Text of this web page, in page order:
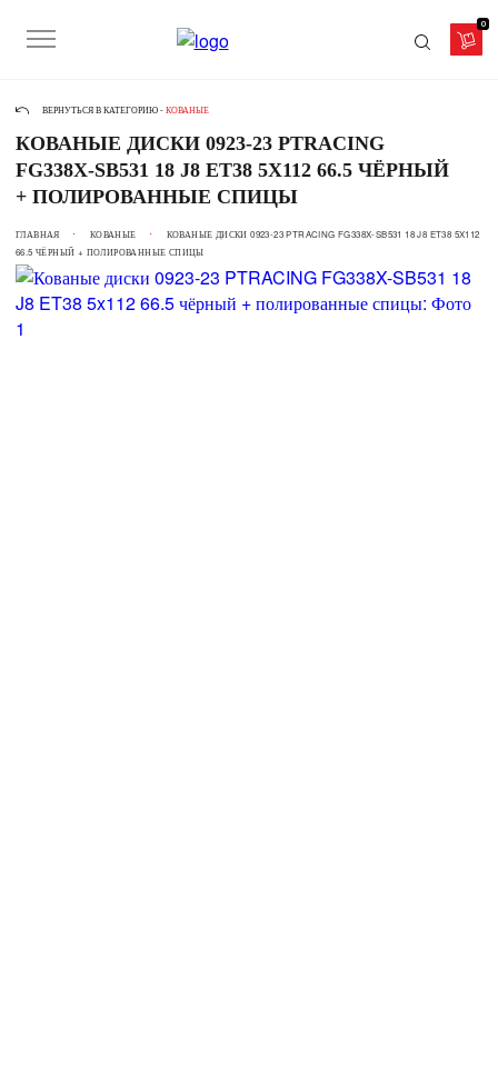
0
ВЕРНУТЬСЯ В КАТЕГОРИЮ - КОВАНЫЕ
КОВАНЫЕ ДИСКИ 0923-23 PTRACING
FG338X-SB531 18 J8 ET38 5X112 66.5 ЧЁРНЫЙ
+ ПОЛИРОВАННЫЕ СПИЦЫ
ГЛАВНАЯ КОВАНЫЕ
КОВАНЫЕ ДИСКИ 0923-23 PTRACING FG338X-SB531 18 J8 ET38 5X112
66.5 ЧЁРНЫЙ + ПОЛИРОВАННЫЕ СПИЦЫ